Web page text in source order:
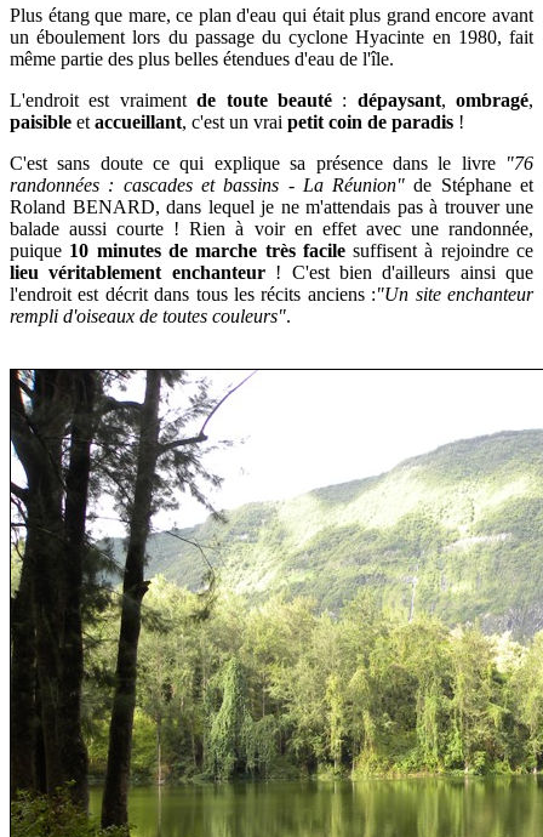
Plus étang que mare, ce plan d'eau qui était plus grand encore avant
un éboulement lors du passage du cyclone Hyacinte en 1980, fait
même partie des plus belles étendues d'eau de l'île.
L'endroit est vraimentde toute beauté: dépaysant, ombragé,
paisible et accueillant, c'est un vrai petit coin de paradis !
C'est sans doute ce qui explique sa présence dans le livre "76
randonnées : cascades et bassins - La Réunion" de Stéphane et
Roland BENARD, dans lequel je ne m'attendais pas à trouver une
balade aussi courte ! Rien à voir en effet avec une randonnée,
puique 10 minutes de marche très facilesuffisent à rejoindre ce
lieu véritablement enchanteur! C'est bien d'ailleurs ainsi que
l'endroit est décrit dans tous les récits anciens :"Un site enchanteur
rempli d'oiseaux de toutes couleurs".